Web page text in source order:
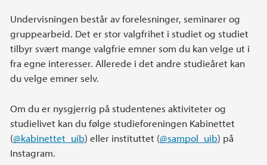
Undervisningen består av forelesninger, seminarer og
gruppearbeid. Det er stor valgfrihet i studiet og studiet
tilbyr svært mange valgfrie emner som du kan velge ut i
fra egne interesser. Allerede i det andre studieåret kan
du velge emner selv.
Om du er nysgjerrig på studentenes aktiviteter og
studielivet kan du følge studieforeningen Kabinettet
(@kabinettet_uib) eller instituttet (@sampol_uib) på
Instagram.